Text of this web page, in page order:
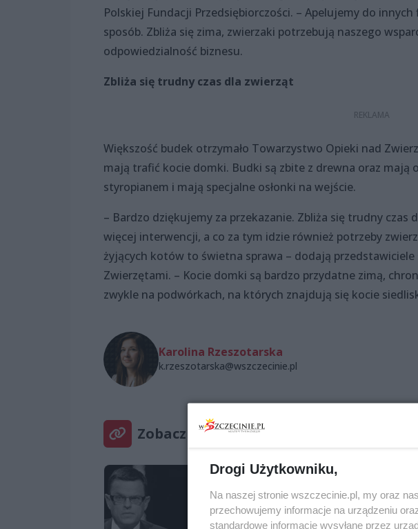
Polskiej Fundacji Przedsiębiorczości. – Apelujemy do
sposób. Zbliża się zima, zwierzaki potrzebują naszego
odpowiedzialność biznesu.
Zbliża się trudny czas dla zwierząt
Większość budek otrzymało Towarzystwo Opieki nad
mają trafić kocie domki. Budki są zbite z drewna oraz
styropianem i mają specjalne osłonki na wejście.
– Bardzo dziękujemy za przekazanie. Zbliża się trudny czas
więcej interwencji, a co za tym idzie również potrzeby
żyjących kotów to świetna sprawa – dodają
Zwierzętami. – Kocie domki są bardzo przydatne zimą,
zwykle na podwórkach, na których znajdują się kocie
Karolina Rzeszotarska
k.rzeszotarska@wszczecinie.pl
Zobacz też
Drogi Użytkowniku,
Na naszej stronie wszczecinie.pl, my oraz
przechowujemy informacje na urządzeniu
standardowe informacje wysyłane przez